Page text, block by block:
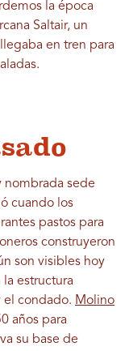
la época
Saltair, un
en tren para
nombrada sede
cuando los
pastos para
construyeron
son visibles hoy
estructura
el condado. Molino
años para
su base de